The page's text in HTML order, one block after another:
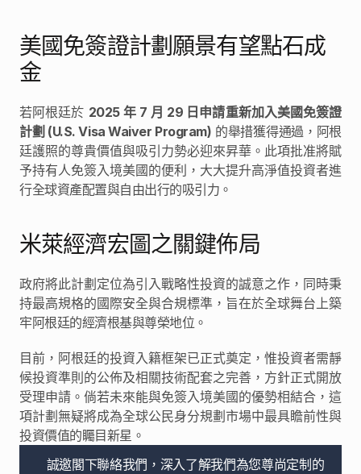
美國免簽證計劃願景有望點石成
金
若阿根廷於 2025 年 7 月 29 日申請重新加入美國免簽證
計劃 (U.S. Visa Waiver Program) 的舉措獲得通過，阿根
廷護照的尊貴價值與吸引力勢必迎來昇華。此項批准將賦
予持有人免簽入境美國的便利，大大提升高淨值投資者進
行全球資產配置與自由出行的吸引力。
米萊經濟宏圖之關鍵佈局
政府將此計劃定位為引入戰略性投資的誠意之作，同時秉
持最高規格的國際安全與合規標準，旨在於全球舞台上築
牢阿根廷的經濟根基與尊榮地位。
目前，阿根廷的投資入籍框架已正式奠定，惟投資者需靜
候投資準則的公佈及相關技術配套之完善，方針正式開放
受理申請。倘若未來能與免簽入境美國的優勢相結合，這
項計劃無疑將成為全球公民身分規劃市場中最具瞻前性與
投資價值的矚目新星。
誠邀閣下聯絡我們，深入了解我們為您尊尚定制的